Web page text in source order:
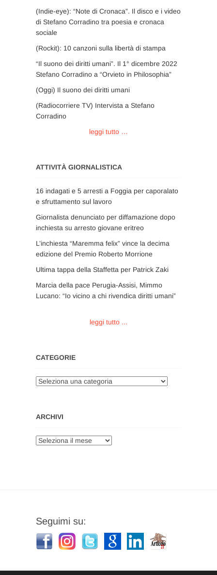
(Indie-eye): “Note di Cronaca”. Il disco e i video
di Stefano Corradino tra poesia e cronaca
sociale
(Rockit): 10 canzoni sulla libertà di stampa
“Il suono dei diritti umani”. Il 1° dicembre 2022
Stefano Corradino a “Orvieto in Philosophia”
(Oggi) Il suono dei diritti umani
(Radiocorriere TV) Intervista a Stefano
Corradino
leggi tutto …
ATTIVITÀ GIORNALISTICA
16 indagati e 5 arresti a Foggia per caporalato
e sfruttamento sul lavoro
Giornalista denunciato per diffamazione dopo
inchiesta su arresto giovane eritreo
L’inchiesta “Maremma felix” vince la decima
edizione del Premio Roberto Morrione
Ultima tappa della Staffetta per Patrick Zaki
Marcia della pace Perugia-Assisi, Mimmo
Lucano: “Io vicino a chi rivendica diritti umani”
leggi tutto ...
CATEGORIE
Categorie
ARCHIVI
Archivi
Seguimi su: